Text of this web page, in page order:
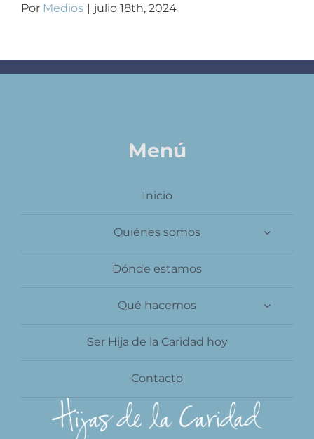
Por Medios | julio 18th, 2024
Menú
Inicio
Quiénes somos
Dónde estamos
Qué hacemos
Ser Hija de la Caridad hoy
Contacto